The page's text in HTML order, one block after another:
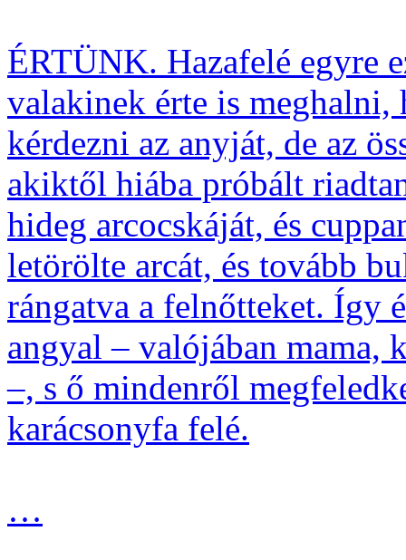
ÉRTÜNK. Hazafelé egyre
valakinek érte is
kérdezni az anyját, de az
akiktől hiába próbált
hideg arcocskáját, és
letörölte arcát, és tovább
rángatva a felnőtteket. Így
angyal – valójában mama,
–, s ő mindenről
karácsonyfa felé.
…